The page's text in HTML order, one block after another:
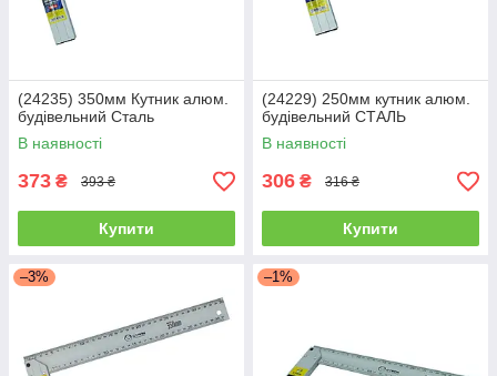
(24235) 350мм Кутник алюм.
будівельний Сталь
В наявності
373 ₴ 393 ₴
Купити
(24229) 250мм кутник алюм.
будівельний СТАЛЬ
В наявності
306 ₴ 316 ₴
Купити
–3% –1%